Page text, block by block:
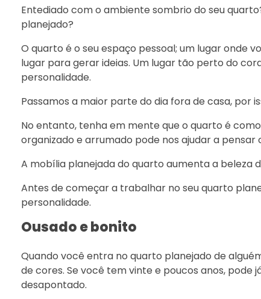
Entediado com o ambiente sombrio do seu
planejado?
O quarto é o seu espaço pessoal; um lugar onde
lugar para gerar ideias. Um lugar tão perto do
personalidade.
Passamos a maior parte do dia fora de casa, por
No entanto, tenha em mente que o quarto é
organizado e arrumado pode nos ajudar a
A mobília planejada do quarto aumenta a beleza
Antes de começar a trabalhar no seu quarto
personalidade.
Ousado e bonito
Quando você entra no quarto planejado de
de cores. Se você tem vinte e poucos anos,
desapontado.